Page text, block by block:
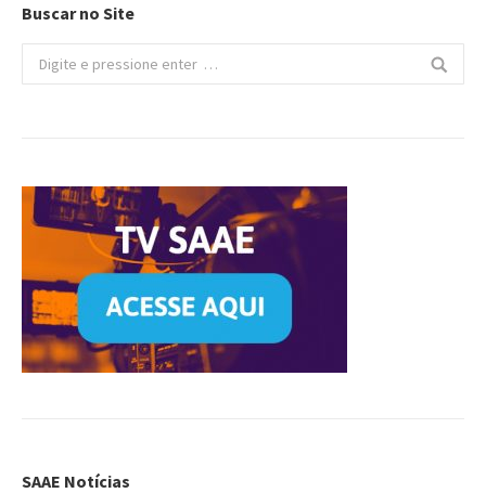
Buscar no Site
Buscar
SAAE Notícias